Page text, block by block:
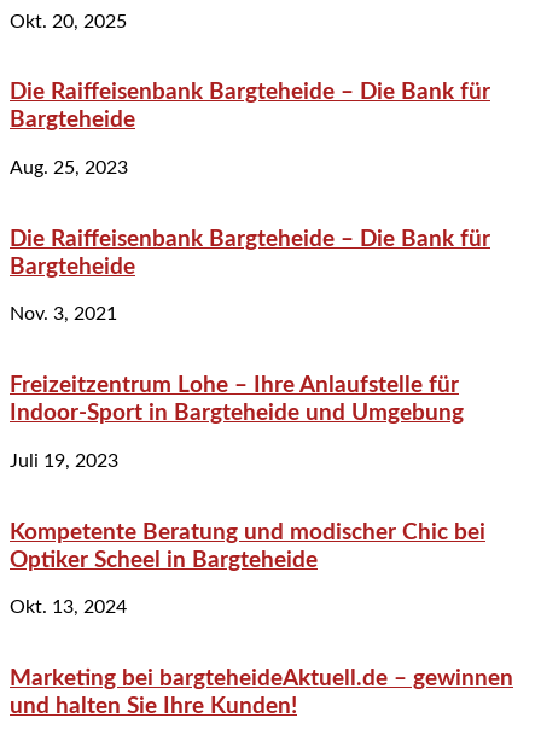
Okt. 20, 2025
Die Raiffeisenbank Bargteheide – Die Bank für
Bargteheide
Aug. 25, 2023
Die Raiffeisenbank Bargteheide – Die Bank für
Bargteheide
Nov. 3, 2021
Freizeitzentrum Lohe – Ihre Anlaufstelle für
Indoor-Sport in Bargteheide und Umgebung
Juli 19, 2023
Kompetente Beratung und modischer Chic bei
Optiker Scheel in Bargteheide
Okt. 13, 2024
Marketing bei bargteheideAktuell.de – gewinnen
und halten Sie Ihre Kunden!